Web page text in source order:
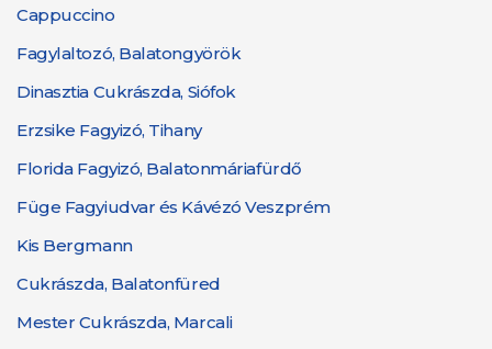
Cappuccino
Fagylaltozó, Balatongyörök
Dinasztia Cukrászda, Siófok
Erzsike Fagyizó, Tihany
Florida Fagyizó, Balatonmáriafürdő
Füge Fagyiudvar és Kávézó Veszprém
Kis Bergmann
Cukrászda, Balatonfüred
Mester Cukrászda, Marcali